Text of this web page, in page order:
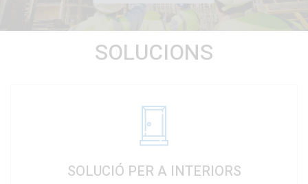
SOLUCIONS
SOLUCIÓ PER A INTERIORS